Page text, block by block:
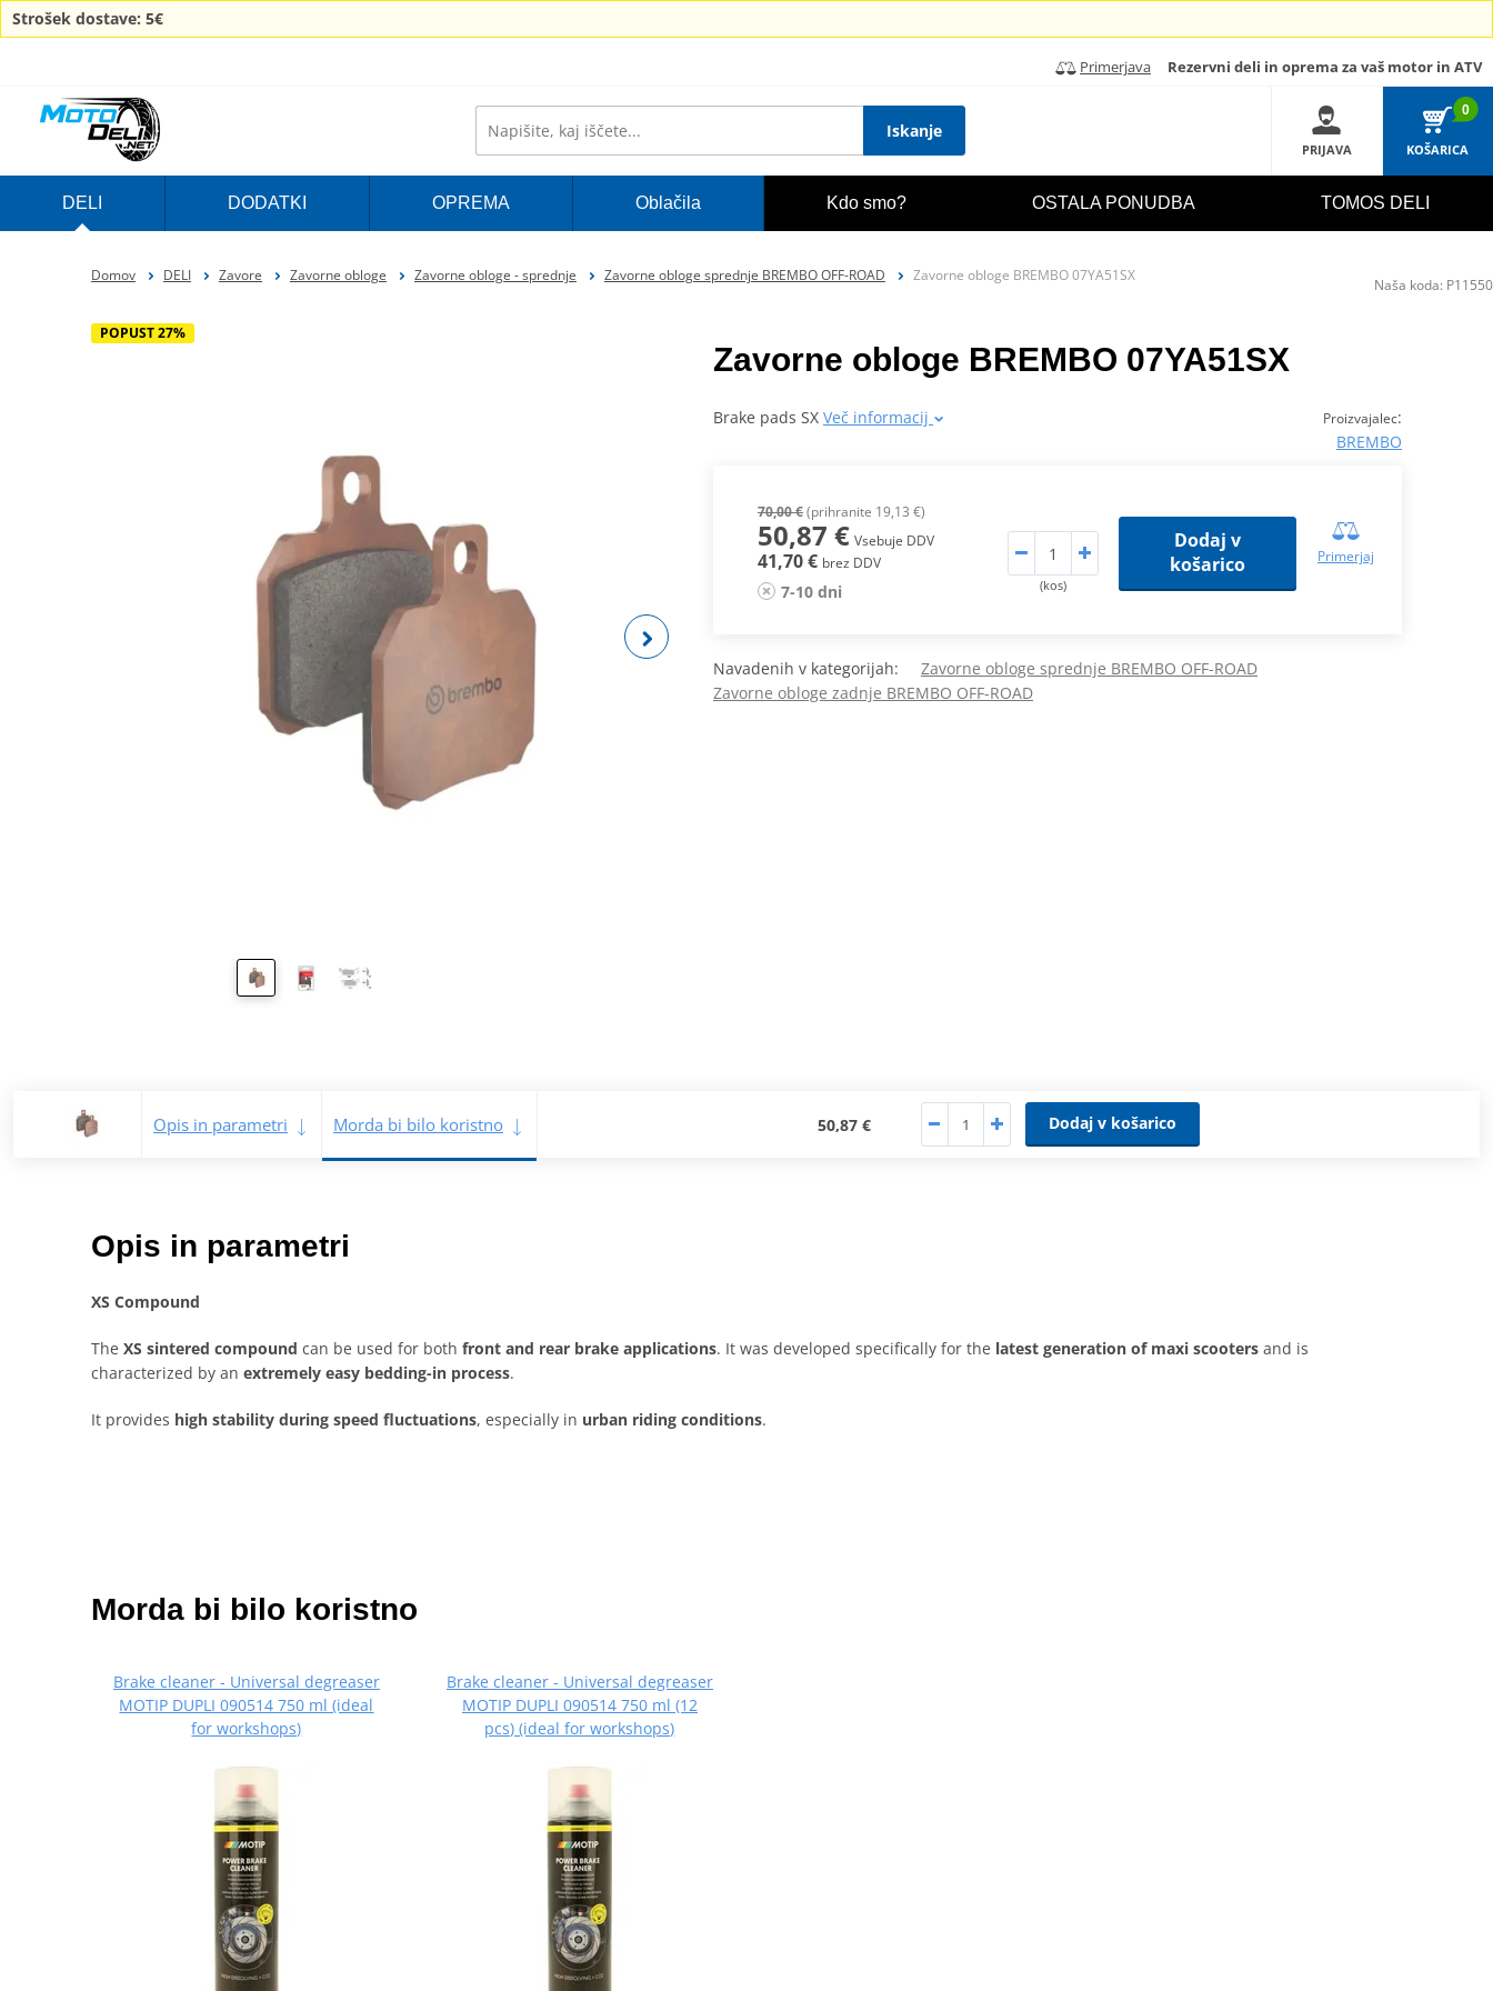
Strošek dostave: 5€
Primerjava Rezervni deli in oprema za vaš motor in ATV
Iskanje
PRIJAVA
0
KOŠARICA
DELI DODATKI OPREMA Oblačila Kdo smo? OSTALA PONUDBA TOMOS DELI
Domov DELI Zavore Zavorne obloge Zavorne obloge - sprednje Zavorne obloge sprednje BREMBO OFF-ROAD Zavorne obloge BREMBO 07YA51SX
POPUST 27%
Zavorne obloge BREMBO 07YA51SX
Proizvajalec:
BREMBO
Brake pads SX Več informacij
70,00 €(prihranite 19,13 €)
50,87 € Vsebuje DDV
41,70 € brez DDV
7-10 dni (kos)
Dodaj v
košarico
Primerjaj
Navadenih v kategorijah: Zavorne obloge sprednje BREMBO OFF-ROAD
Zavorne obloge zadnje BREMBO OFF-ROAD
Opis in parametri Morda bi bilo koristno 50,87 € Dodaj v košarico
Opis in parametri
XS Compound
The XS sintered compound can be used for both front and rear brake applications. It was developed specifically for the latest generation of maxi scooters and is
characterized by an extremely easy bedding-in process.
It provides high stability during speed fluctuations, especially in urban riding conditions.
Naša koda: P11550
Morda bi bilo koristno
Brake cleaner - Universal degreaser
MOTIP DUPLI 090514 750 ml (ideal
for workshops)
Brake cleaner - Universal degreaser
MOTIP DUPLI 090514 750 ml (12
pcs) (ideal for workshops)